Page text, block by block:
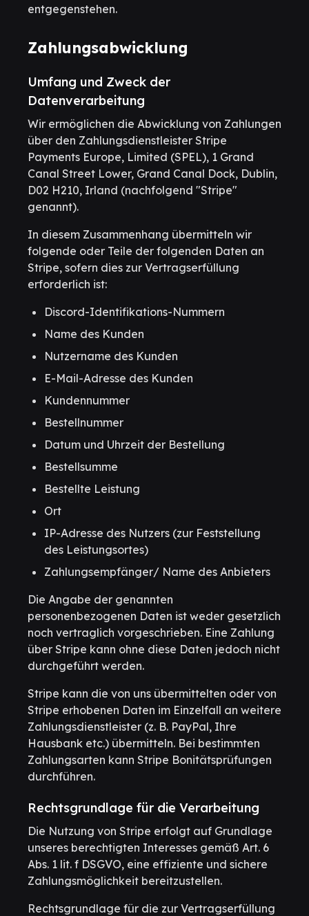
entgegenstehen.
Zahlungsabwicklung
Umfang und Zweck der
Datenverarbeitung
Wir ermöglichen die Abwicklung von Zahlungen
über den Zahlungsdienstleister Stripe
Payments Europe, Limited (SPEL), 1 Grand
Canal Street Lower, Grand Canal Dock, Dublin,
D02 H210, Irland (nachfolgend "Stripe"
genannt).
In diesem Zusammenhang übermitteln wir
folgende oder Teile der folgenden Daten an
Stripe, sofern dies zur Vertragserfüllung
erforderlich ist:
Discord-Identifikations-Nummern
Name des Kunden
Nutzername des Kunden
E-Mail-Adresse des Kunden
Kundennummer
Bestellnummer
Datum und Uhrzeit der Bestellung
Bestellsumme
Bestellte Leistung
Ort
IP-Adresse des Nutzers (zur Feststellung
des Leistungsortes)
Zahlungsempfänger/ Name des Anbieters
Die Angabe der genannten
personenbezogenen Daten ist weder gesetzlich
noch vertraglich vorgeschrieben. Eine Zahlung
über Stripe kann ohne diese Daten jedoch nicht
durchgeführt werden.
Stripe kann die von uns übermittelten oder von
Stripe erhobenen Daten im Einzelfall an weitere
Zahlungsdienstleister (z. B. PayPal, Ihre
Hausbank etc.) übermitteln. Bei bestimmten
Zahlungsarten kann Stripe Bonitätsprüfungen
durchführen.
Rechtsgrundlage für die Verarbeitung
Die Nutzung von Stripe erfolgt auf Grundlage
unseres berechtigten Interesses gemäß Art. 6
Abs. 1 lit. f DSGVO, eine effiziente und sichere
Zahlungsmöglichkeit bereitzustellen.
Rechtsgrundlage für die zur Vertragserfüllung